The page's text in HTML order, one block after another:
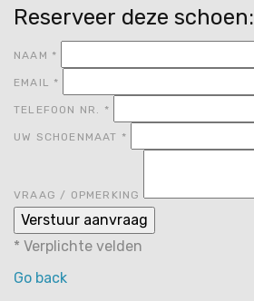
Reserveer deze schoen:
NAAM *
EMAIL *
TELEFOON NR. *
UW SCHOENMAAT *
VRAAG / OPMERKING
* Verplichte velden
Go back